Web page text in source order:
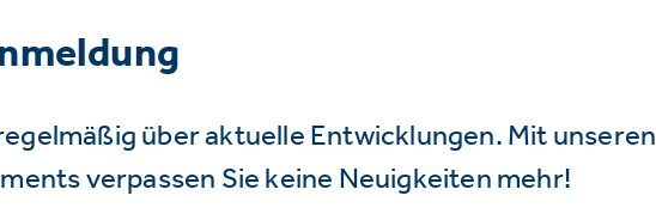
über aktuelle Entwicklungen. Mit unseren
verpassen Sie keine Neuigkeiten mehr!